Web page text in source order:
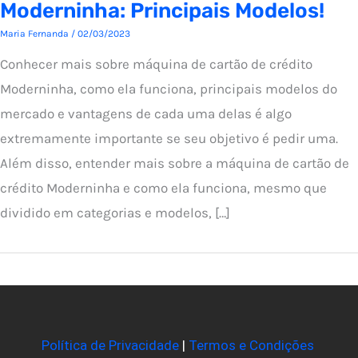
Moderninha: Principais Modelos!
Maria Fernanda / 02/03/2023
Conhecer mais sobre máquina de cartão de crédito
Moderninha, como ela funciona, principais modelos do
mercado e vantagens de cada uma delas é algo
extremamente importante se seu objetivo é pedir uma.
Além disso, entender mais sobre a máquina de cartão de
crédito Moderninha e como ela funciona, mesmo que
dividido em categorias e modelos, […]
Política de Privacidade| Termos e Condições